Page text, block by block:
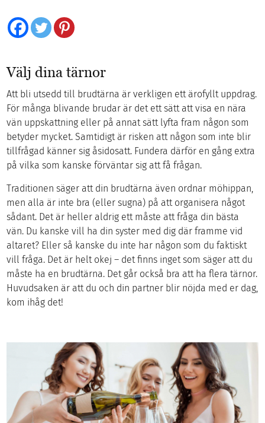
Välj dina tärnor
Att bli utsedd till brudtärna är verkligen ett ärofyllt uppdrag.
För många blivande brudar är det ett sätt att visa en nära
vän uppskattning eller på annat sätt lyfta fram någon som
betyder mycket. Samtidigt är risken att någon som inte blir
tillfrågad känner sig åsidosatt. Fundera därför en gång extra
på vilka som kanske förväntar sig att få frågan.
Traditionen säger att din brudtärna även ordnar möhippan,
men alla är inte bra (eller sugna) på att organisera något
sådant. Det är heller aldrig ett måste att fråga din bästa
vän. Du kanske vill ha din syster med dig där framme vid
altaret? Eller så kanske du inte har någon som du faktiskt
vill fråga. Det är helt okej – det finns inget som säger att du
måste ha en brudtärna. Det går också bra att ha flera tärnor.
Huvudsaken är att du och din partner blir nöjda med er dag,
kom ihåg det!